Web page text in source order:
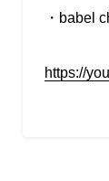
・ babel
https://